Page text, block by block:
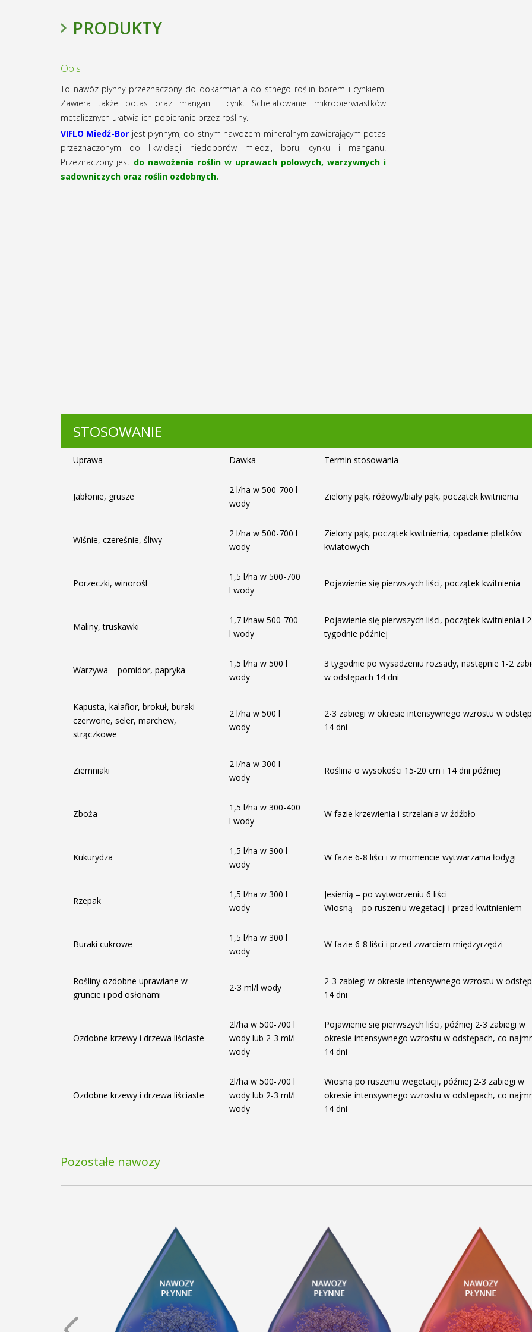
PRODUKTY
Opis
To nawóz płynny przeznaczony do dokarmiania dolistnego roślin borem i cynkiem.
Zawiera także potas oraz mangan i cynk. Schelatowanie mikropierwiastków
metalicznych ułatwia ich pobieranie przez rośliny.
VIFLO Miedź-Bor jest płynnym, dolistnym nawozem mineralnym zawierającym potas
przeznaczonym do likwidacji niedoborów miedzi, boru, cynku i manganu.
Przeznaczony jest do nawożenia roślin w uprawach polowych, warzywnych i
sadowniczych oraz roślin ozdobnych.
STOSOWANIE
Uprawa Dawka Termin stosowania
Jabłonie, grusze
2 l/ha w 500-700 l
wody
Zielony pąk, różowy/biały pąk, początek kwitnienia
Wiśnie, czereśnie, śliwy
2 l/ha w 500-700 l
wody
Zielony pąk, początek kwitnienia, opadanie płatków
kwiatowych
Porzeczki, winorośl
1,5 l/ha w 500-700
l wody
Pojawienie się pierwszych liści, początek kwitnienia
Maliny, truskawki
1,7 l/haw 500-700
l wody
Pojawienie się pierwszych liści, początek kwitnienia i 2
tygodnie później
Warzywa – pomidor, papryka
1,5 l/ha w 500 l
wody
3 tygodnie po wysadzeniu rozsady, następnie 1-2
w odstępach 14 dni
Kapusta, kalafior, brokuł, buraki
czerwone, seler, marchew,
strączkowe
2 l/ha w 500 l
wody
2-3 zabiegi w okresie intensywnego wzrostu w
14 dni
Ziemniaki
2 l/ha w 300 l
wody
Roślina o wysokości 15-20 cm i 14 dni później
Zboża
1,5 l/ha w 300-400
l wody
W fazie krzewienia i strzelania w źdźbło
Kukurydza
1,5 l/ha w 300 l
wody
W fazie 6-8 liści i w momencie wytwarzania łodygi
Rzepak
1,5 l/ha w 300 l
wody
Jesienią – po wytworzeniu 6 liści
Wiosną – po ruszeniu wegetacji i przed kwitnieniem
Buraki cukrowe
1,5 l/ha w 300 l
wody
W fazie 6-8 liści i przed zwarciem międzyrzędzi
Rośliny ozdobne uprawiane w
gruncie i pod osłonami
2-3 ml/l wody
2-3 zabiegi w okresie intensywnego wzrostu w
14 dni
Ozdobne krzewy i drzewa liściaste
2l/ha w 500-700 l
wody lub 2-3 ml/l
wody
Pojawienie się pierwszych liści, później 2-3 zabiegi w
okresie intensywnego wzrostu w odstępach, co
14 dni
Ozdobne krzewy i drzewa liściaste
2l/ha w 500-700 l
wody lub 2-3 ml/l
wody
Wiosną po ruszeniu wegetacji, później 2-3 zabiegi w
okresie intensywnego wzrostu w odstępach, co
14 dni
Pozostałe nawozy